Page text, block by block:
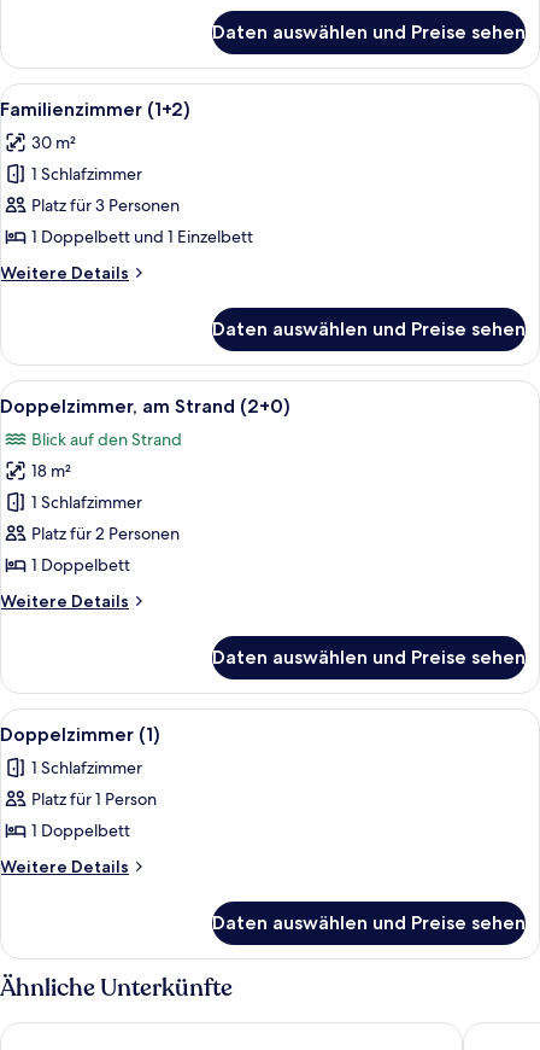
(2+1)
Daten auswählen und Preise sehen
Alle
Fotos
für
Familienzimmer
(1+2)
anzeigen
Ein Hotelzimmer mit Bett,
4
Familienzimmer (1+2)
30 m²
1 Schlafzimmer
Platz für 3 Personen
1 Doppelbett und 1 Einzelbett
Weitere Details
Weitere
(1+2)
Daten auswählen und Preise sehen
Alle
Fotos
für
Doppelzimmer,
am
Strand
(2+0)
Eine Reihe weißer, zweistöckiger
4
Doppelzimmer, am Strand (2+0)
Blick auf den Strand
18 m²
1 Schlafzimmer
Platz für 2 Personen
1 Doppelbett
Weitere Details
Weitere
am
Strand
(2+0)
Daten auswählen und Preise sehen
Alle
Fotos
für
Doppelzimmer
(1)
anzeigen
Ein Hotelzimmer mit zwei Betten,
1
Doppelzimmer (1)
1 Schlafzimmer
Platz für 1 Person
1 Doppelbett
Weitere Details
Weitere
(1)
Daten auswählen und Preise sehen
Ähnliche Unterkünfte
Hotel Ankaa - Adults Only Hotel